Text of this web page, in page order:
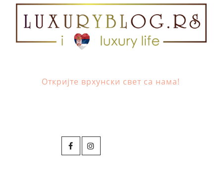
Откријте врхунски свет са нама!